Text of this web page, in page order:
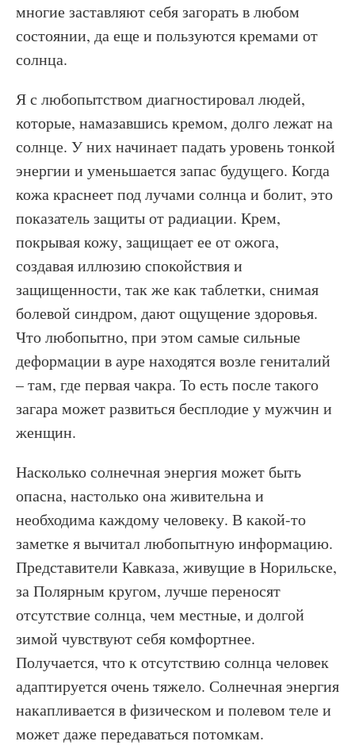
многие заставляют себя загорать в любом
состоянии, да еще и пользуются кремами от
солнца.
Я с любопытством диагностировал людей,
которые, намазавшись кремом, долго лежат на
солнце. У них начинает падать уровень тонкой
энергии и уменьшается запас будущего. Когда
кожа краснеет под лучами солнца и болит, это
показатель защиты от радиации. Крем,
покрывая кожу, защищает ее от ожога,
создавая иллюзию спокойствия и
защищенности, так же как таблетки, снимая
болевой синдром, дают ощущение здоровья.
Что любопытно, при этом самые сильные
деформации в ауре находятся возле гениталий
– там, где первая чакра. То есть после такого
загара может развиться бесплодие у мужчин и
женщин.
Насколько солнечная энергия может быть
опасна, настолько она живительна и
необходима каждому человеку. В какой-то
заметке я вычитал любопытную информацию.
Представители Кавказа, живущие в Норильске,
за Полярным кругом, лучше переносят
отсутствие солнца, чем местные, и долгой
зимой чувствуют себя комфортнее.
Получается, что к отсутствию солнца человек
адаптируется очень тяжело. Солнечная энергия
накапливается в физическом и полевом теле и
может даже передаваться потомкам.